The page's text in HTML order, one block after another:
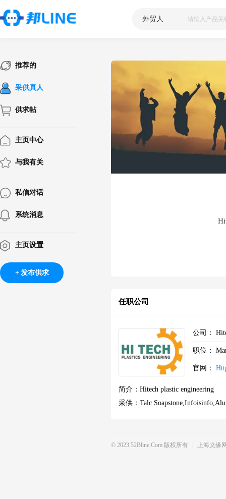
外贸人
推荐的
采供真人
供求帖
主页中心
与我有关
私信对话
系统消息
主页设置
发布供求
任职公司
公司：
职位：
官网：
简介： Hitech plastic engineering
采供： Talc
© 2023 52Bline.com 版权所有 上海义缘